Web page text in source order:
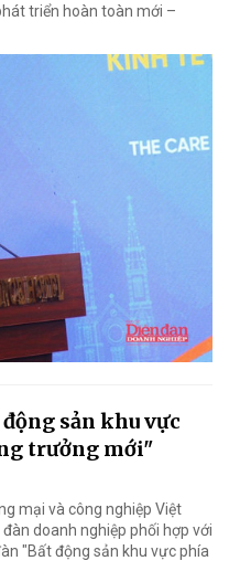
triển hoàn toàn mới –
sản khu vực
trưởng mới"
mại và công nghiệp Việt
doanh nghiệp phối hợp với
"Bất động sản khu vực phía